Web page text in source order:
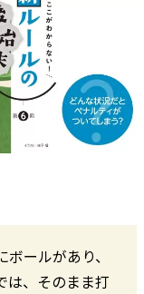
ールがあり、
は、そのまま打